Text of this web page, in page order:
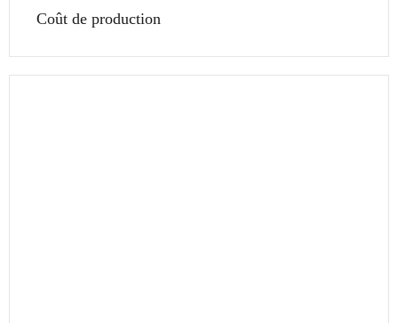
Coût de production